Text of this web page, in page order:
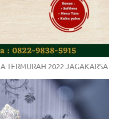
TERMURAH 2022 JAGAKARSA